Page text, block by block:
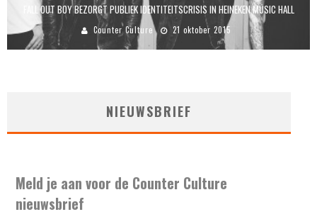
FALL OUT BOY BEZORGT PUBLIEK IDENTITEITSCRISIS IN HEINEKEN MUSIC HALL
Counter Culture 21 oktober 2015
NIEUWSBRIEF
Meld je aan voor de Counter Culture
nieuwsbrief